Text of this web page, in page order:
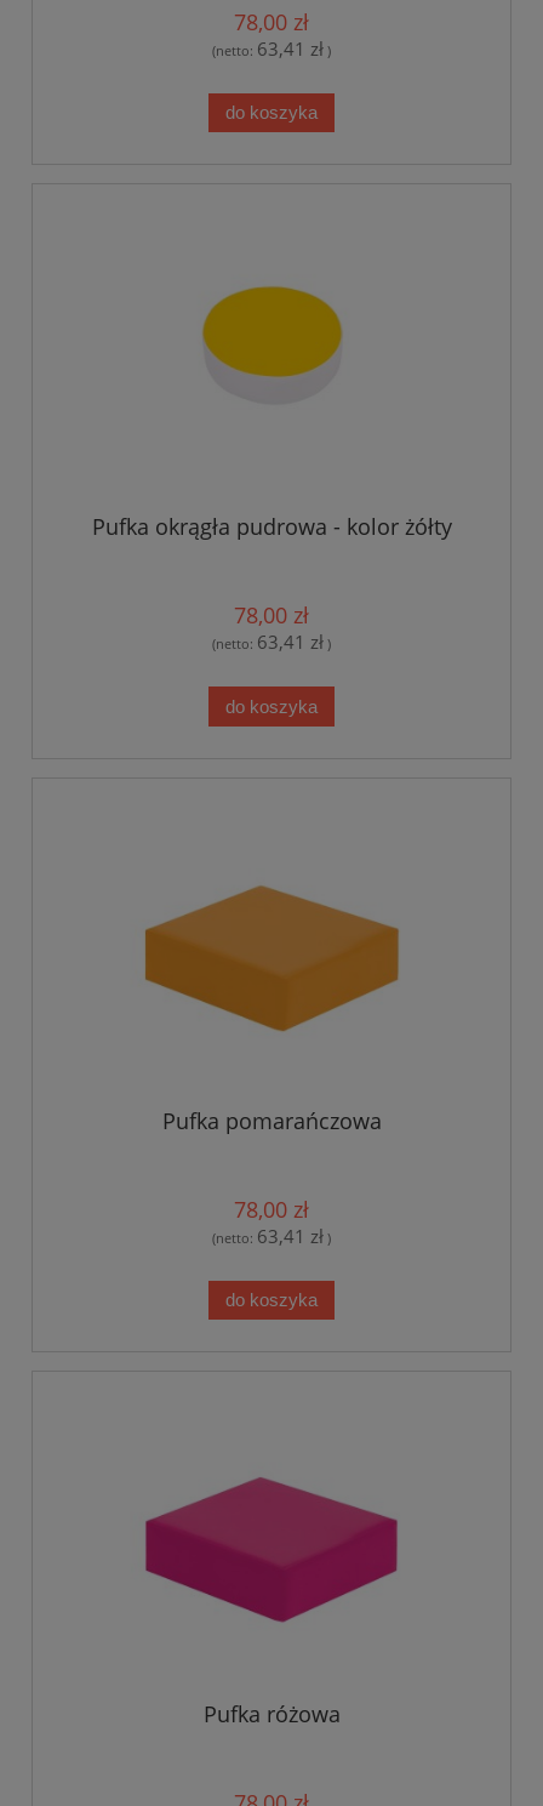
78,00 zł
(netto: 63,41 zł )
do koszyka
Pufka okrągła pudrowa - kolor żółty
78,00 zł
(netto: 63,41 zł )
do koszyka
Pufka pomarańczowa
78,00 zł
(netto: 63,41 zł )
do koszyka
Pufka różowa